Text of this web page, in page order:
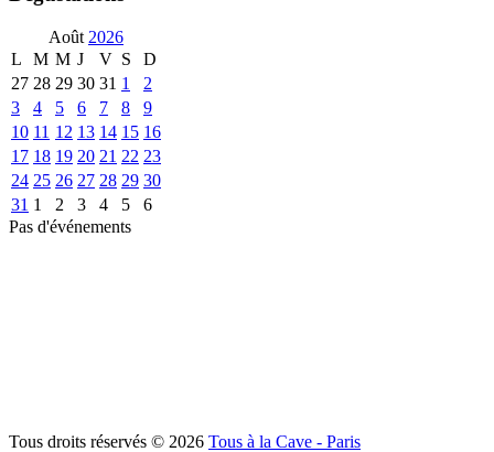
Août 2026
L
M M J V S
D
27 28 29 30 31 1
2
3
4 5 6 7 8
9
10 11 12 13 14 15 16
17 18 19 20 21 22 23
24 25 26 27 28 29 30
31 1 2 3 4 5
6
Pas d'événements
Tous droits réservés © 2026 Tous à la Cave - Paris